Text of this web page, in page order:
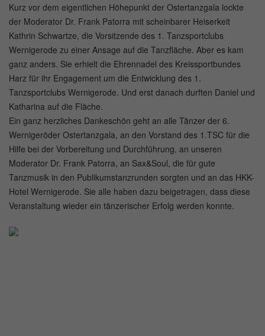
Kurz vor dem eigentlichen Höhepunkt der Ostertanzgala lockte
der Moderator Dr. Frank Patorra mit scheinbarer Heiserkeit
Kathrin Schwartze, die Vorsitzende des 1. Tanzsportclubs
Wernigerode zu einer Ansage auf die Tanzfläche. Aber es kam
ganz anders. Sie erhielt die Ehrennadel des Kreissportbundes
Harz für ihr Engagement um die Entwicklung des 1.
Tanzsportclubs Wernigerode. Und erst danach durften Daniel und
Katharina auf die Fläche.
Ein ganz herzliches Dankeschön geht an alle Tänzer der 6.
Wernigeröder Ostertanzgala, an den Vorstand des 1.TSC für die
Hilfe bei der Vorbereitung und Durchführung, an unseren
Moderator Dr. Frank Patorra, an Sax&Soul, die für gute
Tanzmusik in den Publikumstanzrunden sorgten und an das HKK-
Hotel Wernigerode. Sie alle haben dazu beigetragen, dass diese
Veranstaltung wieder ein tänzerischer Erfolg werden konnte.